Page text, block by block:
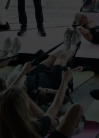
verstrekt of die ze hebben
onze website blijft gebruiken.